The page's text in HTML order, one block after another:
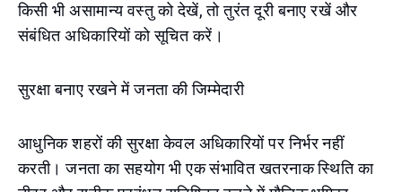
किसी भी असामान्य वस्तु को देखें, तो तुरंत दूरी बनाए रखें और
संबंधित अधिकारियों को सूचित करें।
सुरक्षा बनाए रखने में जनता की जिम्मेदारी
आधुनिक शहरों की सुरक्षा केवल अधिकारियों पर निर्भर नहीं
करती। जनता का सहयोग भी एक संभावित खतरनाक स्थिति का